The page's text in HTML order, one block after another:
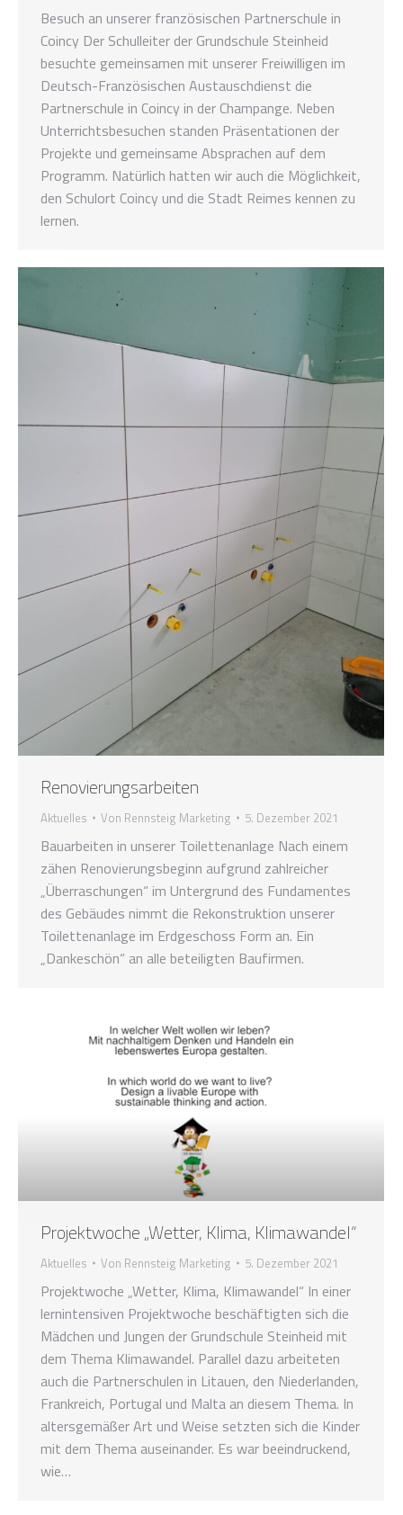
Besuch an unserer französischen Partnerschule in
Coincy Der Schulleiter der Grundschule Steinheid
besuchte gemeinsamen mit unserer Freiwilligen im
Deutsch-Französischen Austauschdienst die
Partnerschule in Coincy in der Champange. Neben
Unterrichtsbesuchen standen Präsentationen der
Projekte und gemeinsame Absprachen auf dem
Programm. Natürlich hatten wir auch die Möglichkeit,
den Schulort Coincy und die Stadt Reimes kennen zu
lernen.
Renovierungsarbeiten
Aktuelles Von Rennsteig Marketing 5. Dezember 2021
Bauarbeiten in unserer Toilettenanlage Nach einem
zähen Renovierungsbeginn aufgrund zahlreicher
„Überraschungen“ im Untergrund des Fundamentes
des Gebäudes nimmt die Rekonstruktion unserer
Toilettenanlage im Erdgeschoss Form an. Ein
„Dankeschön“ an alle beteiligten Baufirmen.
Projektwoche „Wetter, Klima, Klimawandel“
Aktuelles Von Rennsteig Marketing 5. Dezember 2021
Projektwoche „Wetter, Klima, Klimawandel“ In einer
lernintensiven Projektwoche beschäftigten sich die
Mädchen und Jungen der Grundschule Steinheid mit
dem Thema Klimawandel. Parallel dazu arbeiteten
auch die Partnerschulen in Litauen, den Niederlanden,
Frankreich, Portugal und Malta an diesem Thema. In
altersgemäßer Art und Weise setzten sich die Kinder
mit dem Thema auseinander. Es war beeindruckend,
wie…